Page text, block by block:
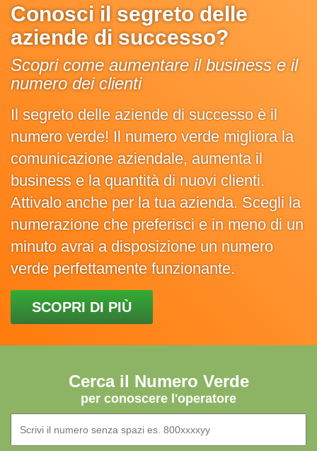
Conosci il segreto delle
aziende di successo?
Scopri come aumentare il business e il
numero dei clienti
Il segreto delle aziende di successo è il
numero verde! Il numero verde migliora la
comunicazione aziendale, aumenta il
business e la quantità di nuovi clienti.
Attivalo anche per la tua azienda. Scegli la
numerazione che preferisci e in meno di un
minuto avrai a disposizione un numero
verde perfettamente funzionante.
SCOPRI DI PIÙ
Cerca il Numero Verde
per conoscere l'operatore